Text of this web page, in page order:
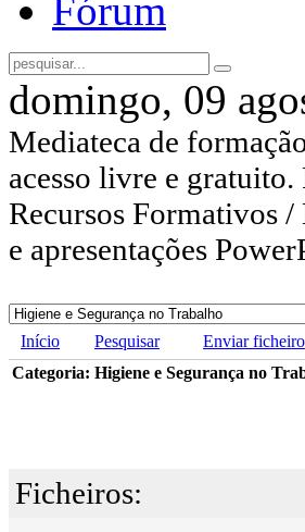
Fórum
domingo, 09
Mediateca de
acesso livre e
Recursos Formativos
e apresentações
Início Pesquisar Enviar ficheiro
Categoria: Higiene e Segurança no
Ficheiros: